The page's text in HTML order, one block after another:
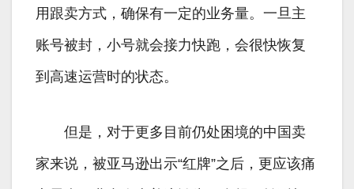
用跟卖方式，确保有一定的业务量。一旦主
账号被封，小号就会接力快跑，会很快恢复
到高速运营时的状态。
但是，对于更多目前仍处困境的中国卖
家来说，被亚马逊出示“红牌”之后，更应该痛